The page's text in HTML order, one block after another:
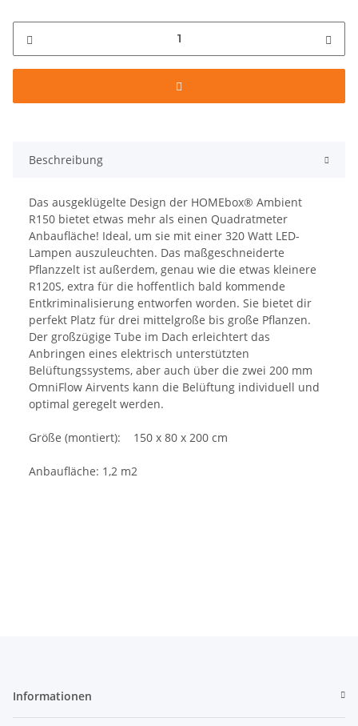
Beschreibung
Das ausgeklügelte Design der HOMEbox® Ambient
R150 bietet etwas mehr als einen Quadratmeter
Anbaufläche! Ideal, um sie mit einer 320 Watt LED-
Lampen auszuleuchten. Das maßgeschneiderte
Pflanzzelt ist außerdem, genau wie die etwas kleinere
R120S, extra für die hoffentlich bald kommende
Entkriminalisierung entworfen worden. Sie bietet dir
perfekt Platz für drei mittelgroße bis große Pflanzen.
Der großzügige Tube im Dach erleichtert das
Anbringen eines elektrisch unterstützten
Belüftungssystems, aber auch über die zwei 200 mm
OmniFlow Airvents kann die Belüftung individuell und
optimal geregelt werden.
Größe (montiert): 150 x 80 x 200 cm
Anbaufläche: 1,2 m2
Informationen